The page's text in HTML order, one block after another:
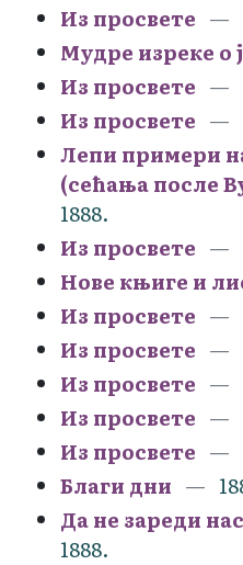
Из просвете
Мудре изреке о
Из просвете
Из просвете
Лепи примери
(сећања после
1888.
Из просвете
Нове књиге и
Из просвете
Из просвете
Из просвете
Из просвете
Из просвете
Благи дни
Да не зареди
1888.